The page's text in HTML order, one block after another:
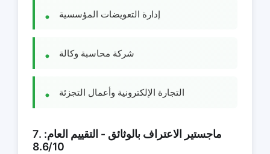
إدارة التعويضات المؤسسية
شركة محاسبة وكالة
التجارة الإلكترونية وأعمال التجزئة
7. ماجستير الاعتراف بالوثائق - التقييم العام:
8.6/10